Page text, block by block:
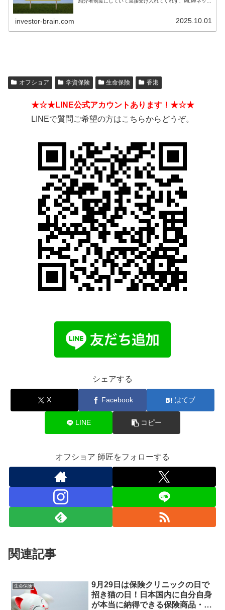
investor-brain.com 2025.10.01
オフショア 学資保険 生命保険 香港
★☆★LINE公式アカウントあります！★☆★
LINEで質問ご希望の方はこちらからどうぞ。
シェアする
X Facebook はてブ
LINE コピー
オフショア 師匠をフォローする
関連記事
生命保険
9月29日は保険クリニックの日で
招き猫の日！日本国内に自分自身
が本当に納得できる保険商品・金